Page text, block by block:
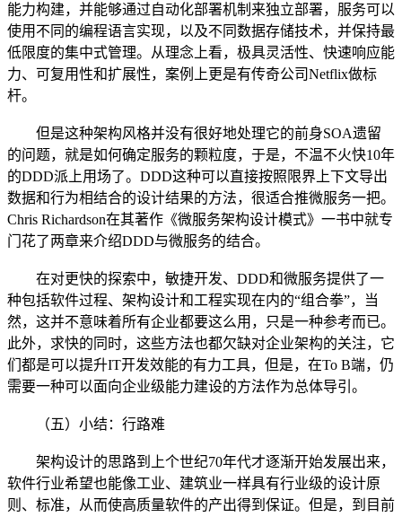
能力构建，并能够通过自动化部署机制来独立部署，服务可以
使用不同的编程语言实现，以及不同数据存储技术，并保持最
低限度的集中式管理。从理念上看，极具灵活性、快速响应能
力、可复用性和扩展性，案例上更是有传奇公司Netflix做标
杆。
但是这种架构风格并没有很好地处理它的前身SOA遗留
的问题，就是如何确定服务的颗粒度，于是，不温不火快10年
的DDD派上用场了。DDD这种可以直接按照限界上下文导出
数据和行为相结合的设计结果的方法，很适合推微服务一把。
Chris Richardson在其著作《微服务架构设计模式》一书中就专
门花了两章来介绍DDD与微服务的结合。
在对更快的探索中，敏捷开发、DDD和微服务提供了一
种包括软件过程、架构设计和工程实现在内的“组合拳”，当
然，这并不意味着所有企业都要这么用，只是一种参考而已。
此外，求快的同时，这些方法也都欠缺对企业架构的关注，它
们都是可以提升IT开发效能的有力工具，但是，在To B端，仍
需要一种可以面向企业级能力建设的方法作为总体导引。
（五）小结：行路难
架构设计的思路到上个世纪70年代才逐渐开始发展出来，
软件行业希望也能像工业、建筑业一样具有行业级的设计原
则、标准，从而使高质量软件的产出得到保证。但是，到目前